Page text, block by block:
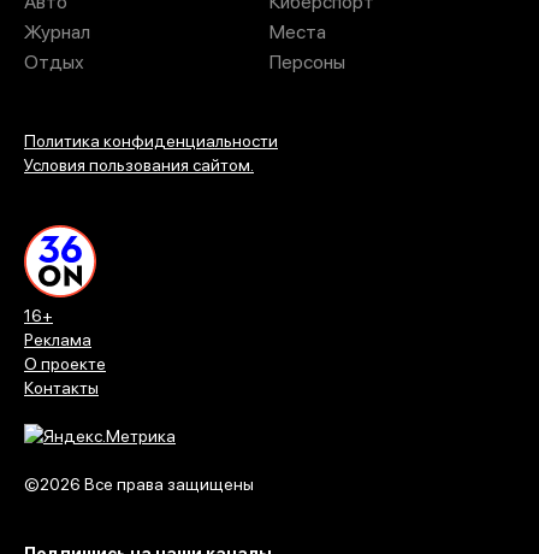
16+
Реклама
О проекте
Контакты
©2026 Все права защищены
Журнал
Отдых
Места
Персоны
Политика конфиденциальности
Условия пользования сайтом.